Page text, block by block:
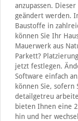
anzupassen.
geändert werden.
Baustoffe in
können Sie Ihr
Mauerwerk aus
Parkett?
jetzt festlegen.
Software einfach
können Sie,
detailgetreu
bieten Ihnen eine
hin und her